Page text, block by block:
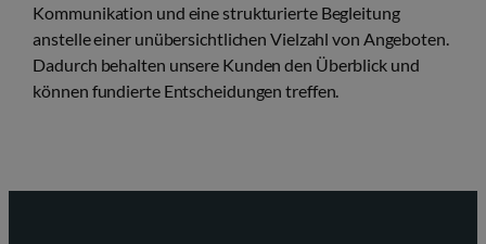
Kommunikation und eine strukturierte Begleitung
anstelle einer unübersichtlichen Vielzahl von Angeboten.
Dadurch behalten unsere Kunden den Überblick und
können fundierte Entscheidungen treffen.